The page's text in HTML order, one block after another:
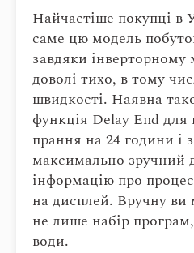
Найчастіше покупці в
саме цю модель
завдяки
доволі тихо, в тому
швидкості. Наявна
функція Delay End для
прання на 24 години і
максимально зручний
інформацію про
на дисплей. Вручну ви
не лише набір
води.